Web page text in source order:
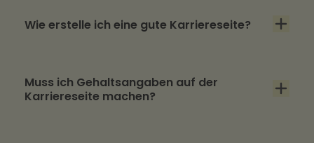
Benefits, ein klares Arbeitgeber-Versprechen,
Ansprechperson. Der Karriereseiten-Check
Wie erstelle ich eine gute Karriereseite?
Bewerbungsweg, danach folgen Inhalt und
Muss ich Gehaltsangaben auf der
Karriereseite machen?